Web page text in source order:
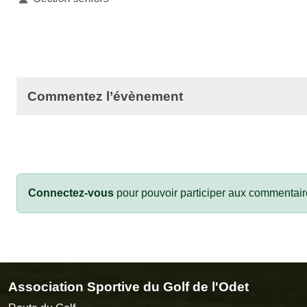
Commentez l’évènement
Connectez-vous pour pouvoir participer aux
Association Sportive du Golf de l'Odet